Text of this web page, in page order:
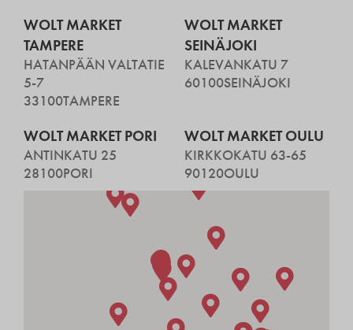
WOLT MARKET
TAMPERE
HATANPÄÄN VALTATIE
5-7
33100TAMPERE
WOLT MARKET
SEINÄJOKI
KALEVANKATU 7
60100SEINÄJOKI
WOLT MARKET PORI
ANTINKATU 25
28100PORI
WOLT MARKET OULU
KIRKKOKATU 63-65
90120OULU